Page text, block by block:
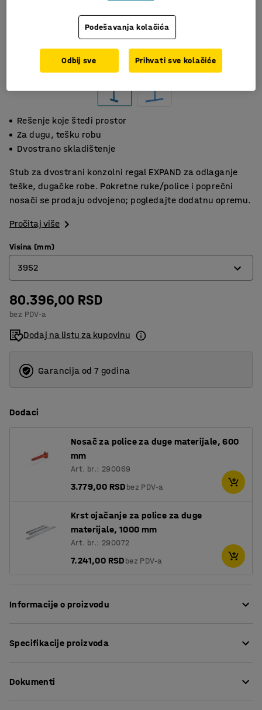
Rešenje koje štedi prostor
Za dugu, tešku robu
Dvostrano skladištenje
Stub za dvostrani konzolni regal EXPAND za odlaganje
teške, dugačke robe. Pokretne ruke/police i poprečni
nosači se prodaju odvojeno; pogledajte dodatnu opremu.
Pročitaj više
Visina (mm)
3952
2432
2964
3952
80.396,00 RSD
bez PDV-a
Dodaj na listu za kupovinu
Garancija od 7 godina
Dodaci
Nosač za police za duge materijale, 600
mm
Art. br.: 290069
3.779,00 RSDbez PDV-a
Krst ojačanje za police za duge
materijale, 1000 mm
Art. br.: 290072
7.241,00 RSDbez PDV-a
Informacije o proizvodu
Oni obezbeđuju horizontalno, lako dostupno i dobro
Kombinovanje ovog dvostranog stuba sa poprečnim
Specifikacije proizvoda
Dubina: 1430
Dokumenti
Podešavanja kolačića
Odbij sve Prihvati sve kolačiće